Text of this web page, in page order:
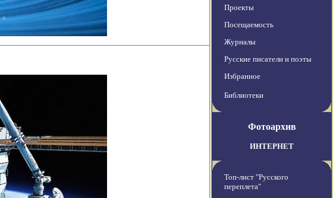
Проекты
Посещаемость
Журналы
Русские писатели и поэты
Избранное
Библиотеки
Фотоархив
ИНТЕРНЕТ
Топ-лист "Русского
переплета"